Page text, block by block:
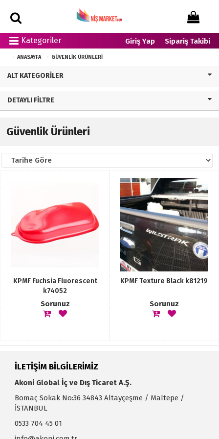
Kategoriler Giriş Yap Sipariş Takibi
ANASAYFA GÜVENLIK ÜRÜNLERI
ALT KATEGORILER
DETAYLI FILTRE
Güvenlik Ürünleri
KPMF Fuchsia Fluorescent
k74052
Sorunuz
KPMF Texture Black k81219
Sorunuz
İLETİŞİM BİLGİLERİMİZ
Akoni Global İç ve Dış Ticaret A.Ş.
Bomaç Sokak No:36 34843 Altayçeşme / Maltepe /
İSTANBUL
0533 704 45 01